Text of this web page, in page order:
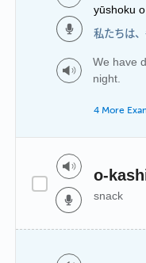
yūshoku o
私たちは
We have
night.
4 More
o-
snack